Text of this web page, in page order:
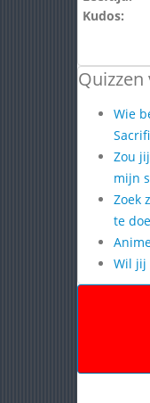
Kudos:
Quizzen
Wie
Zou
mijn
Zoek
te
Wil jij